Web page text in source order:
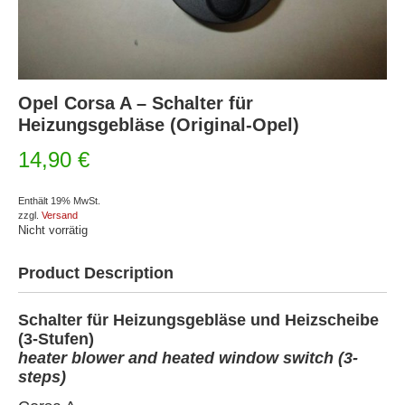
Opel Corsa A – Schalter für
Heizungsgebläse (Original-Opel)
14,90 €
Enthält 19% MwSt.
zzgl. Versand
Nicht vorrätig
Product Description
Schalter für Heizungsgebläse und Heizscheibe
(3-Stufen)
heater blower and heated window switch (3-
steps)